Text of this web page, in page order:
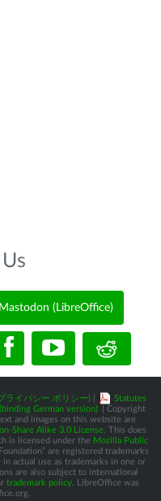
Mastodon (LibreOffice)
ライバシー ポリシー)
Statutes
German version)
| Copyright
and images on this website are
Share Alike 3.0 License. This does
is licensed under the Mozilla Public
are registered trademarks
actual use as trademarks in one or
are also subject to international
trademark policy. LibreOffice was